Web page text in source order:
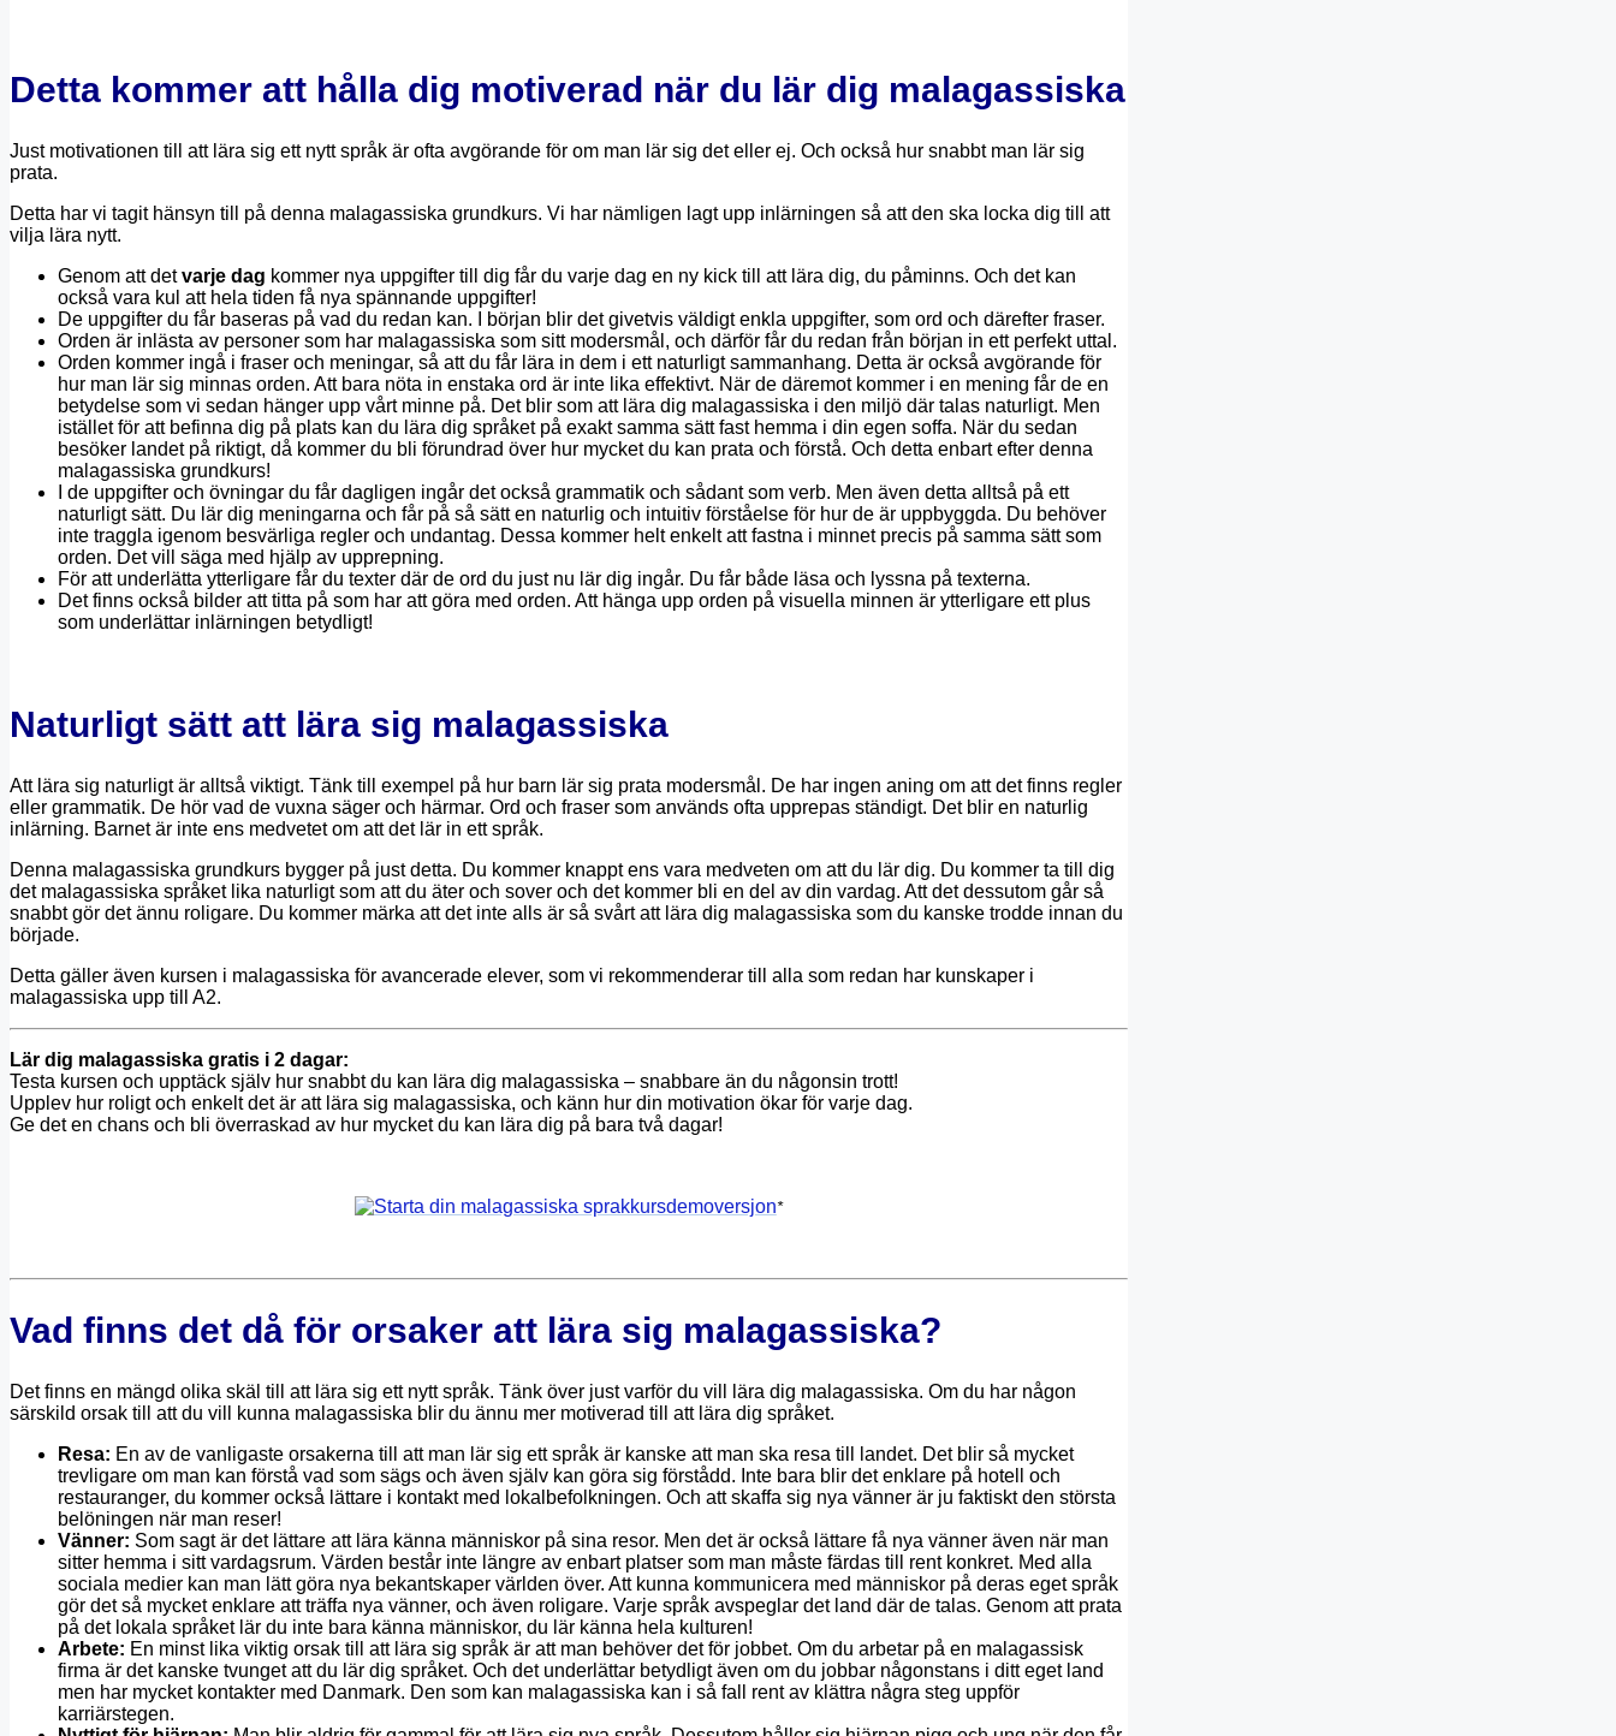
Detta kommer att hålla dig motiverad när du lär dig malagassiska
Just motivationen till att lära sig ett nytt språk är ofta avgörande för om man lär sig det eller ej. Och också hur snabbt man lär sig
prata.
Detta har vi tagit hänsyn till på denna malagassiska grundkurs. Vi har nämligen lagt upp inlärningen så att den ska locka dig till att
vilja lära nytt.
Genom att detvarje dag kommer nya uppgifter till dig får du varje dag en ny kick till att lära dig, du påminns. Och det kan
också vara kul att hela tiden få nya spännande uppgifter!
De uppgifter du får baseras på vad du redan kan. I början blir det givetvis väldigt enkla uppgifter, som ord och därefter fraser.
Orden är inlästa av personer som har malagassiska som sitt modersmål, och därför får du redan från början in ett perfekt uttal.
Orden kommer ingå i fraser och meningar, så att du får lära in dem i ett naturligt sammanhang. Detta är också avgörande för
hur man lär sig minnas orden. Att bara nöta in enstaka ord är inte lika effektivt. När de däremot kommer i en mening får de en
betydelse som vi sedan hänger upp vårt minne på. Det blir som att lära dig malagassiska i den miljö där talas naturligt. Men
istället för att befinna dig på plats kan du lära dig språket på exakt samma sätt fast hemma i din egen soffa. När du sedan
besöker landet på riktigt, då kommer du bli förundrad över hur mycket du kan prata och förstå. Och detta enbart efter denna
malagassiska grundkurs!
I de uppgifter och övningar du får dagligen ingår det också grammatik och sådant som verb. Men även detta alltså på ett
naturligt sätt. Du lär dig meningarna och får på så sätt en naturlig och intuitiv förståelse för hur de är uppbyggda. Du behöver
inte traggla igenom besvärliga regler och undantag. Dessa kommer helt enkelt att fastna i minnet precis på samma sätt som
orden. Det vill säga med hjälp av upprepning.
För att underlätta ytterligare får du texter där de ord du just nu lär dig ingår. Du får både läsa och lyssna på texterna.
Det finns också bilder att titta på som har att göra med orden. Att hänga upp orden på visuella minnen är ytterligare ett plus
som underlättar inlärningen betydligt!
Naturligt sätt att lära sig malagassiska
Att lära sig naturligt är alltså viktigt. Tänk till exempel på hur barn lär sig prata modersmål. De har ingen aning om att det finns regler
eller grammatik. De hör vad de vuxna säger och härmar. Ord och fraser som används ofta upprepas ständigt. Det blir en naturlig
inlärning. Barnet är inte ens medvetet om att det lär in ett språk.
Denna malagassiska grundkurs bygger på just detta. Du kommer knappt ens vara medveten om att du lär dig. Du kommer ta till dig
det malagassiska språket lika naturligt som att du äter och sover och det kommer bli en del av din vardag. Att det dessutom går så
snabbt gör det ännu roligare. Du kommer märka att det inte alls är så svårt att lära dig malagassiska som du kanske trodde innan du
började.
Detta gäller även kursen i malagassiska för avancerade elever, som vi rekommenderar till alla som redan har kunskaper i
malagassiska upp till A2.
Lär dig malagassiska gratis i 2 dagar:
Testa kursen och upptäck själv hur snabbt du kan lära dig malagassiska – snabbare än du någonsin trott!
Upplev hur roligt och enkelt det är att lära sig malagassiska, och känn hur din motivation ökar för varje dag.
Ge det en chans och bli överraskad av hur mycket du kan lära dig på bara två dagar!
*
Vad finns det då för orsaker att lära sig malagassiska?
Det finns en mängd olika skäl till att lära sig ett nytt språk. Tänk över just varför du vill lära dig malagassiska. Om du har någon
särskild orsak till att du vill kunna malagassiska blir du ännu mer motiverad till att lära dig språket.
Resa: En av de vanligaste orsakerna till att man lär sig ett språk är kanske att man ska resa till landet. Det blir så mycket
trevligare om man kan förstå vad som sägs och även själv kan göra sig förstådd. Inte bara blir det enklare på hotell och
restauranger, du kommer också lättare i kontakt med lokalbefolkningen. Och att skaffa sig nya vänner är ju faktiskt den största
belöningen när man reser!
Vänner: Som sagt är det lättare att lära känna människor på sina resor. Men det är också lättare få nya vänner även när man
sitter hemma i sitt vardagsrum. Värden består inte längre av enbart platser som man måste färdas till rent konkret. Med alla
sociala medier kan man lätt göra nya bekantskaper världen över. Att kunna kommunicera med människor på deras eget språk
gör det så mycket enklare att träffa nya vänner, och även roligare. Varje språk avspeglar det land där de talas. Genom att prata
på det lokala språket lär du inte bara känna människor, du lär känna hela kulturen!
Arbete: En minst lika viktig orsak till att lära sig språk är att man behöver det för jobbet. Om du arbetar på en malagassisk
firma är det kanske tvunget att du lär dig språket. Och det underlättar betydligt även om du jobbar någonstans i ditt eget land
men har mycket kontakter med Danmark. Den som kan malagassiska kan i så fall rent av klättra några steg uppför
karriärstegen.